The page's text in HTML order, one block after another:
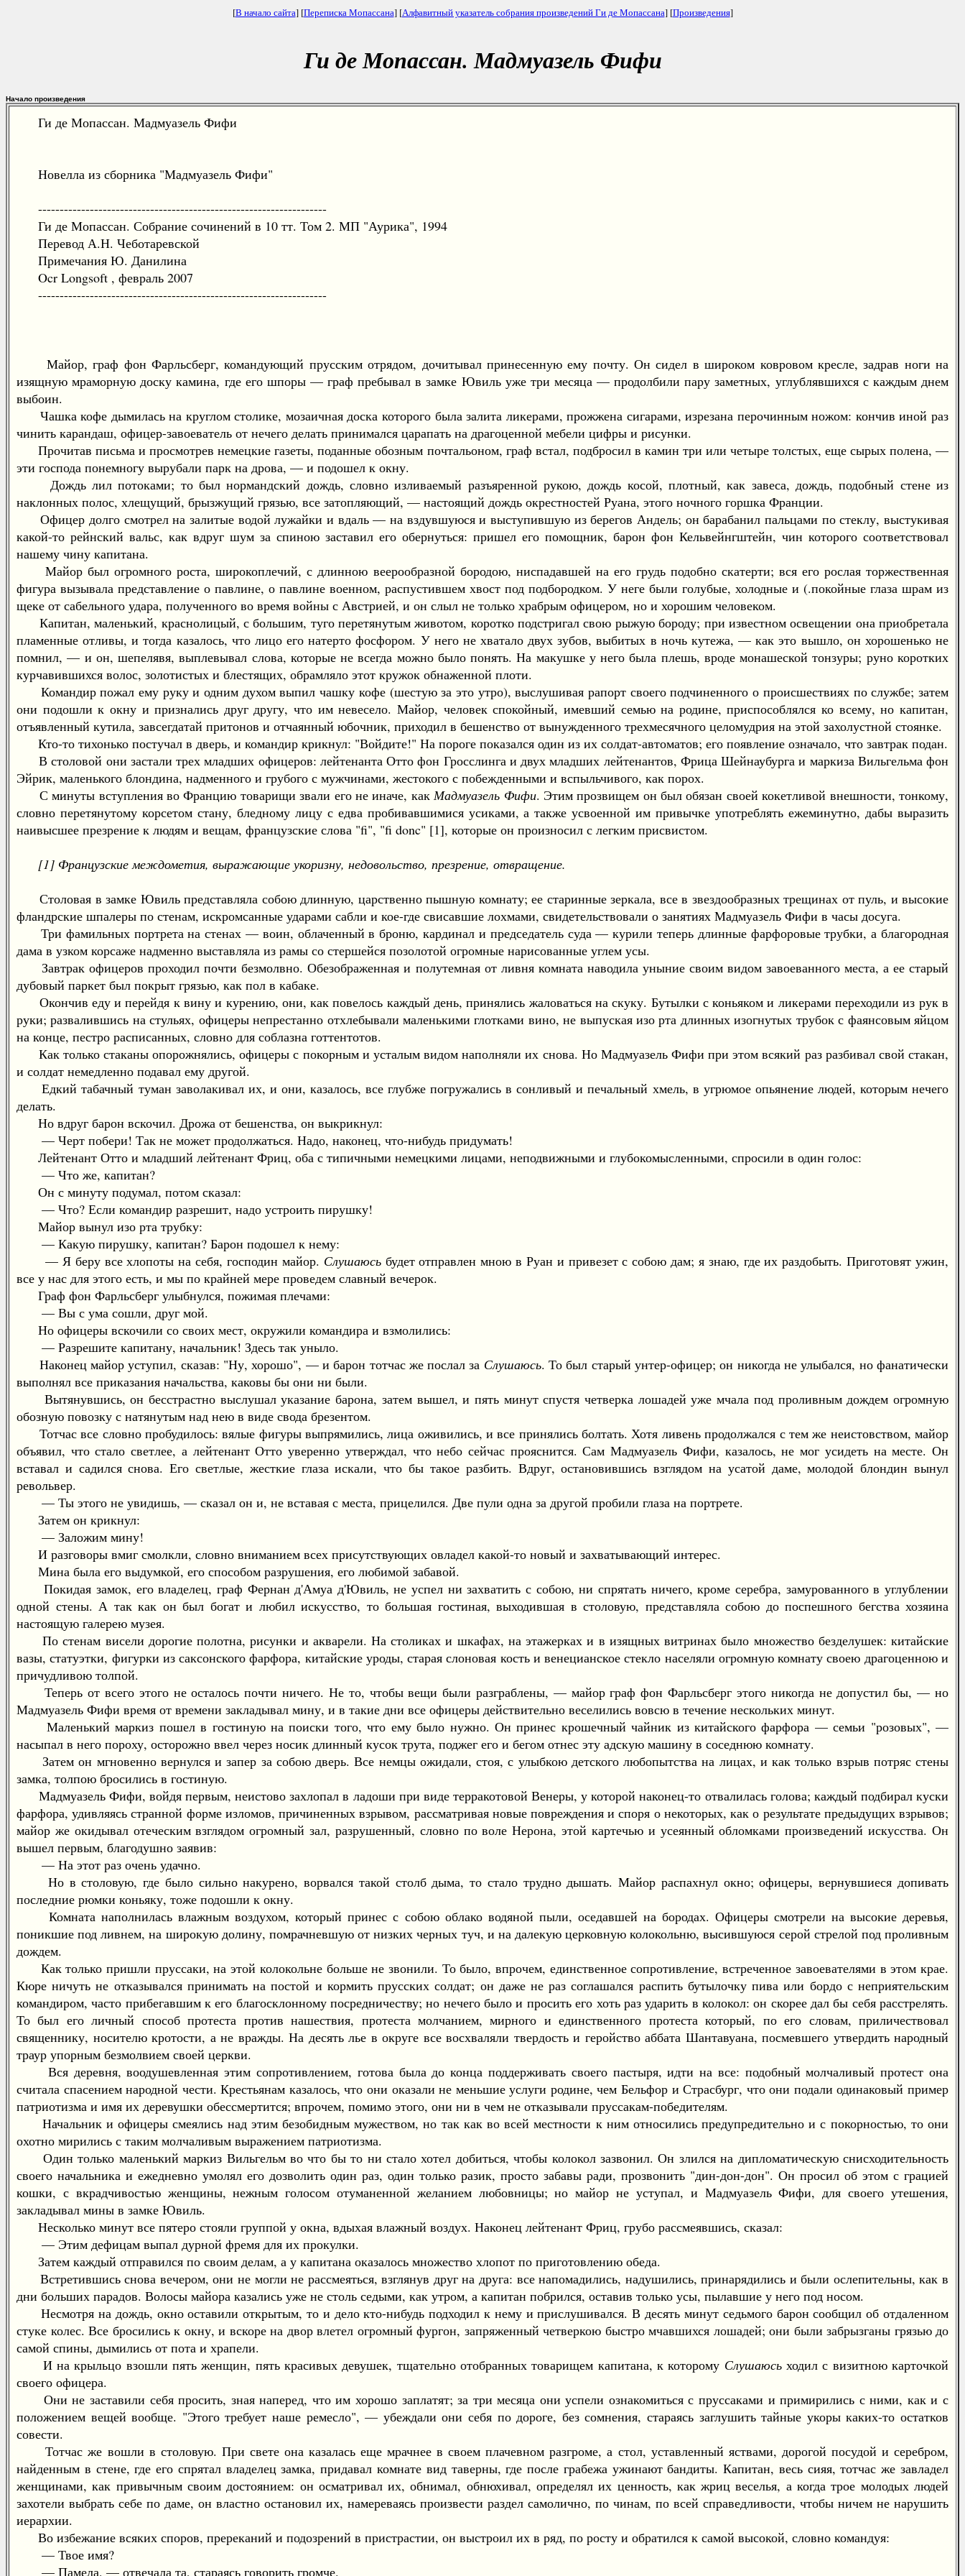
[В начало сайта] [Переписка Мопассана] [Алфавитный указатель собрания произведений Ги де Мопассана] [Произведения]
Ги де Мопассан. Мадмуазель Фифи
Начало произведения
Ги де Мопассан. Мадмуазель Фифи
Новелла из сборника "Мадмуазель Фифи"
-------------------------------------------------------------------
Ги де Мопассан. Собрание сочинений в 10 тт. Том 2. МП "Аурика", 1994
Перевод А.Н. Чеботаревской
Примечания Ю. Данилина
Ocr Longsoft , февраль 2007
-------------------------------------------------------------------
Майор, граф фон Фарльсберг, командующий прусским отрядом, дочитывал принесенную ему почту. Он сидел в широком ковровом кресле, задрав ноги на
изящную мраморную доску камина, где его шпоры — граф пребывал в замке Ювиль уже три месяца — продолбили пару заметных, углублявшихся с каждым днем
выбоин.
Чашка кофе дымилась на круглом столике, мозаичная доска которого была залита ликерами, прожжена сигарами, изрезана перочинным ножом: кончив иной раз
чинить карандаш, офицер-завоеватель от нечего делать принимался царапать на драгоценной мебели цифры и рисунки.
Прочитав письма и просмотрев немецкие газеты, поданные обозным почтальоном, граф встал, подбросил в камин три или четыре толстых, еще сырых полена, —
эти господа понемногу вырубали парк на дрова, — и подошел к окну.
Дождь лил потоками; то был нормандский дождь, словно изливаемый разъяренной рукою, дождь косой, плотный, как завеса, дождь, подобный стене из
наклонных полос, хлещущий, брызжущий грязью, все затопляющий, — настоящий дождь окрестностей Руана, этого ночного горшка Франции.
Офицер долго смотрел на залитые водой лужайки и вдаль — на вздувшуюся и выступившую из берегов Андель; он барабанил пальцами по стеклу, выстукивая
какой-то рейнский вальс, как вдруг шум за спиною заставил его обернуться: пришел его помощник, барон фон Кельвейнгштейн, чин которого соответствовал
нашему чину капитана.
Майор был огромного роста, широкоплечий, с длинною веерообразной бородою, ниспадавшей на его грудь подобно скатерти; вся его рослая торжественная
фигура вызывала представление о павлине, о павлине военном, распустившем хвост под подбородком. У неге были голубые, холодные и (.покойные глаза шрам из
щеке от сабельного удара, полученного во время войны с Австрией, и он слыл не только храбрым офицером, но и хорошим человеком.
Капитан, маленький, краснолицый, с большим, туго перетянутым животом, коротко подстригал свою рыжую бороду; при известном освещении она приобретала
пламенные отливы, и тогда казалось, что лицо его натерто фосфором. У него не хватало двух зубов, выбитых в ночь кутежа, — как это вышло, он хорошенько не
помнил, — и он, шепелявя, выплевывал слова, которые не всегда можно было понять. На макушке у него была плешь, вроде монашеской тонзуры; руно коротких
курчавившихся волос, золотистых и блестящих, обрамляло этот кружок обнаженной плоти.
Командир пожал ему руку и одним духом выпил чашку кофе (шестую за это утро), выслушивая рапорт своего подчиненного о происшествиях по службе; затем
они подошли к окну и признались друг другу, что им невесело. Майор, человек спокойный, имевший семью на родине, приспособлялся ко всему, но капитан,
отъявленный кутила, завсегдатай притонов и отчаянный юбочник, приходил в бешенство от вынужденного трехмесячного целомудрия на этой захолустной стоянке.
Кто-то тихонько постучал в дверь, и командир крикнул: "Войдите!" На пороге показался один из их солдат-автоматов; его появление означало, что завтрак подан.
В столовой они застали трех младших офицеров: лейтенанта Отто фон Гросслинга и двух младших лейтенантов, Фрица Шейнаубурга и маркиза Вильгельма фон
Эйрик, маленького блондина, надменного и грубого с мужчинами, жестокого с побежденными и вспыльчивого, как порох.
С минуты вступления во Францию товарищи звали его не иначе, какМадмуазель Фифи. Этим прозвищем он был обязан своей кокетливой внешности, тонкому,
словно перетянутому корсетом стану, бледному лицу с едва пробивавшимися усиками, а также усвоенной им привычке употреблять ежеминутно, дабы выразить
наивысшее презрение к людям и вещам, французские слова "fi", "fi donc" [1], которые он произносил с легким присвистом.
[1] Французские междометия, выражающие укоризну, недовольство, презрение, отвращение.
Столовая в замке Ювиль представляла собою длинную, царственно пышную комнату; ее старинные зеркала, все в звездообразных трещинах от пуль, и высокие
фландрские шпалеры по стенам, искромсанные ударами сабли и кое-где свисавшие лохмами, свидетельствовали о занятиях Мадмуазель Фифи в часы досуга.
Три фамильных портрета на стенах — воин, облаченный в броню, кардинал и председатель суда — курили теперь длинные фарфоровые трубки, а благородная
дама в узком корсаже надменно выставляла из рамы со стершейся позолотой огромные нарисованные углем усы.
Завтрак офицеров проходил почти безмолвно. Обезображенная и полутемная от ливня комната наводила уныние своим видом завоеванного места, а ее старый
дубовый паркет был покрыт грязью, как пол в кабаке.
Окончив еду и перейдя к вину и курению, они, как повелось каждый день, принялись жаловаться на скуку. Бутылки с коньяком и ликерами переходили из рук в
руки; развалившись на стульях, офицеры непрестанно отхлебывали маленькими глотками вино, не выпуская изо рта длинных изогнутых трубок с фаянсовым яйцом
на конце, пестро расписанных, словно для соблазна готтентотов.
Как только стаканы опорожнялись, офицеры с покорным и усталым видом наполняли их снова. Но Мадмуазель Фифи при этом всякий раз разбивал свой стакан,
и солдат немедленно подавал ему другой.
Едкий табачный туман заволакивал их, и они, казалось, все глубже погружались в сонливый и печальный хмель, в угрюмое опьянение людей, которым нечего
делать.
Но вдруг барон вскочил. Дрожа от бешенства, он выкрикнул:
— Черт побери! Так не может продолжаться. Надо, наконец, что-нибудь придумать!
Лейтенант Отто и младший лейтенант Фриц, оба с типичными немецкими лицами, неподвижными и глубокомысленными, спросили в один голос:
— Что же, капитан?
Он с минуту подумал, потом сказал:
— Что? Если командир разрешит, надо устроить пирушку!
Майор вынул изо рта трубку:
— Какую пирушку, капитан? Барон подошел к нему:
— Я беру все хлопоты на себя, господин майор. Слушаюсьбудет отправлен мною в Руан и привезет с собою дам; я знаю, где их раздобыть. Приготовят ужин,
все у нас для этого есть, и мы по крайней мере проведем славный вечерок.
Граф фон Фарльсберг улыбнулся, пожимая плечами:
— Вы с ума сошли, друг мой.
Но офицеры вскочили со своих мест, окружили командира и взмолились:
— Разрешите капитану, начальник! Здесь так уныло.
Наконец майор уступил, сказав: "Ну, хорошо", — и барон тотчас же послал за Слушаюсь. То был старый унтер-офицер; он никогда не улыбался, но фанатически
выполнял все приказания начальства, каковы бы они ни были.
Вытянувшись, он бесстрастно выслушал указание барона, затем вышел, и пять минут спустя четверка лошадей уже мчала под проливным дождем огромную
обозную повозку с натянутым над нею в виде свода брезентом.
Тотчас все словно пробудилось: вялые фигуры выпрямились, лица оживились, и все принялись болтать. Хотя ливень продолжался с тем же неистовством, майор
объявил, что стало светлее, а лейтенант Отто уверенно утверждал, что небо сейчас прояснится. Сам Мадмуазель Фифи, казалось, не мог усидеть на месте. Он
вставал и садился снова. Его светлые, жесткие глаза искали, что бы такое разбить. Вдруг, остановившись взглядом на усатой даме, молодой блондин вынул
револьвер.
— Ты этого не увидишь, — сказал он и, не вставая с места, прицелился. Две пули одна за другой пробили глаза на портрете.
Затем он крикнул:
— Заложим мину!
И разговоры вмиг смолкли, словно вниманием всех присутствующих овладел какой-то новый и захватывающий интерес.
Мина была его выдумкой, его способом разрушения, его любимой забавой.
Покидая замок, его владелец, граф Фернан д'Амуа д'Ювиль, не успел ни захватить с собою, ни спрятать ничего, кроме серебра, замурованного в углублении
одной стены. А так как он был богат и любил искусство, то большая гостиная, выходившая в столовую, представляла собою до поспешного бегства хозяина
настоящую галерею музея.
По стенам висели дорогие полотна, рисунки и акварели. На столиках и шкафах, на этажерках и в изящных витринах было множество безделушек: китайские
вазы, статуэтки, фигурки из саксонского фарфора, китайские уроды, старая слоновая кость и венецианское стекло населяли огромную комнату своею драгоценною и
причудливою толпой.
Теперь от всего этого не осталось почти ничего. Не то, чтобы вещи были разграблены, — майор граф фон Фарльсберг этого никогда не допустил бы, — но
Мадмуазель Фифи время от времени закладывал мину, и в такие дни все офицеры действительно веселились вовсю в течение нескольких минут.
Маленький маркиз пошел в гостиную на поиски того, что ему было нужно. Он принес крошечный чайник из китайского фарфора — семьи "розовых", —
насыпал в него пороху, осторожно ввел через носик длинный кусок трута, поджег его и бегом отнес эту адскую машину в соседнюю комнату.
Затем он мгновенно вернулся и запер за собою дверь. Все немцы ожидали, стоя, с улыбкою детского любопытства на лицах, и как только взрыв потряс стены
замка, толпою бросились в гостиную.
Мадмуазель Фифи, войдя первым, неистово захлопал в ладоши при виде терракотовой Венеры, у которой наконец-то отвалилась голова; каждый подбирал куски
фарфора, удивляясь странной форме изломов, причиненных взрывом, рассматривая новые повреждения и споря о некоторых, как о результате предыдущих взрывов;
майор же окидывал отеческим взглядом огромный зал, разрушенный, словно по воле Нерона, этой картечью и усеянный обломками произведений искусства. Он
вышел первым, благодушно заявив:
— На этот раз очень удачно.
Но в столовую, где было сильно накурено, ворвался такой столб дыма, то стало трудно дышать. Майор распахнул окно; офицеры, вернувшиеся допивать
последние рюмки коньяку, тоже подошли к окну.
Комната наполнилась влажным воздухом, который принес с собою облако водяной пыли, оседавшей на бородах. Офицеры смотрели на высокие деревья,
поникшие под ливнем, на широкую долину, помрачневшую от низких черных туч, и на далекую церковную колокольню, высившуюся серой стрелой под проливным
дождем.
Как только пришли пруссаки, на этой колокольне больше не звонили. То было, впрочем, единственное сопротивление, встреченное завоевателями в этом крае.
Кюре ничуть не отказывался принимать на постой и кормить прусских солдат; он даже не раз соглашался распить бутылочку пива или бордо с неприятельским
командиром, часто прибегавшим к его благосклонному посредничеству; но нечего было и просить его хоть раз ударить в колокол: он скорее дал бы себя расстрелять.
То был его личный способ протеста против нашествия, протеста молчанием, мирного и единственного протеста который, по его словам, приличествовал
священнику, носителю кротости, а не вражды. На десять лье в округе все восхваляли твердость и геройство аббата Шантавуана, посмевшего утвердить народный
траур упорным безмолвием своей церкви.
Вся деревня, воодушевленная этим сопротивлением, готова была до конца поддерживать своего пастыря, идти на все: подобный молчаливый протест она
считала спасением народной чести. Крестьянам казалось, что они оказали не меньшие услуги родине, чем Бельфор и Страсбург, что они подали одинаковый пример
патриотизма и имя их деревушки обессмертится; впрочем, помимо этого, они ни в чем не отказывали пруссакам-победителям.
Начальник и офицеры смеялись над этим безобидным мужеством, но так как во всей местности к ним относились предупредительно и с покорностью, то они
охотно мирились с таким молчаливым выражением патриотизма.
Один только маленький маркиз Вильгельм во что бы то ни стало хотел добиться, чтобы колокол зазвонил. Он злился на дипломатическую снисходительность
своего начальника и ежедневно умолял его дозволить один раз, один только разик, просто забавы ради, прозвонить "дин-дон-дон". Он просил об этом с грацией
кошки, с вкрадчивостью женщины, нежным голосом отуманенной желанием любовницы; но майор не уступал, и Мадмуазель Фифи, для своего утешения,
закладывал мины в замке Ювиль.
Несколько минут все пятеро стояли группой у окна, вдыхая влажный воздух. Наконец лейтенант Фриц, грубо рассмеявшись, сказал:
— Этим дефицам выпал дурной фремя для их прокулки.
Затем каждый отправился по своим делам, а у капитана оказалось множество хлопот по приготовлению обеда.
Встретившись снова вечером, они не могли не рассмеяться, взглянув друг на друга: все напомадились, надушились, принарядились и были ослепительны, как в
дни больших парадов. Волосы майора казались уже не столь седыми, как утром, а капитан побрился, оставив только усы, пылавшие у него под носом.
Несмотря на дождь, окно оставили открытым, то и дело кто-нибудь подходил к нему и прислушивался. В десять минут седьмого барон сообщил об отдаленном
стуке колес. Все бросились к окну, и вскоре на двор влетел огромный фургон, запряженный четверкою быстро мчавшихся лошадей; они были забрызганы грязью до
самой спины, дымились от пота и храпели.
И на крыльцо взошли пять женщин, пять красивых девушек, тщательно отобранных товарищем капитана, к которому Слушаюсьходил с визитною карточкой
своего офицера.
Они не заставили себя просить, зная наперед, что им хорошо заплатят; за три месяца они успели ознакомиться с пруссаками и примирились с ними, как и с
положением вещей вообще. "Этого требует наше ремесло", — убеждали они себя по дороге, без сомнения, стараясь заглушить тайные укоры каких-то остатков
совести.
Тотчас же вошли в столовую. При свете она казалась еще мрачнее в своем плачевном разгроме, а стол, уставленный яствами, дорогой посудой и серебром,
найденным в стене, где его спрятал владелец замка, придавал комнате вид таверны, где после грабежа ужинают бандиты. Капитан, весь сияя, тотчас же завладел
женщинами, как привычным своим достоянием: он осматривал их, обнимал, обнюхивал, определял их ценность, как жриц веселья, а когда трое молодых людей
захотели выбрать себе по даме, он властно остановил их, намереваясь произвести раздел самолично, по чинам, по всей справедливости, чтобы ничем не нарушить
иерархии.
Во избежание всяких споров, пререканий и подозрений в пристрастии, он выстроил их в ряд, по росту и обратился к самой высокой, словно командуя:
— Твое имя?
— Памела, — отвечала та, стараясь говорить громче.